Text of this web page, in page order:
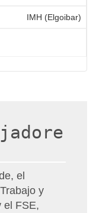
IMH (Elgoibar)
el
y
el FSE,